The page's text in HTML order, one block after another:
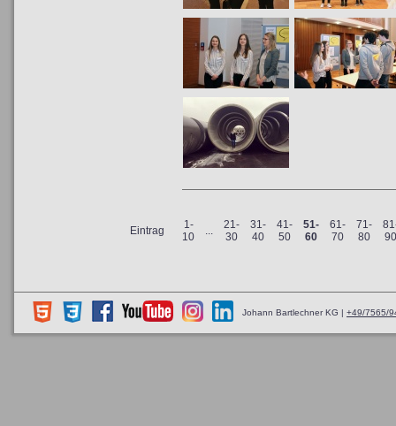
Eintrag
1-
10
...
21-
30
31-
40
41-
50
51-
60
61-
70
71-
80
90
Johann Bartlechner KG | +49/7565/